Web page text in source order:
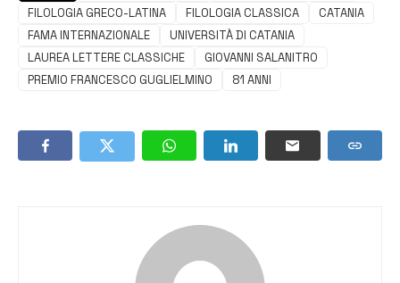
FILOLOGIA GRECO-LATINA
FILOLOGIA CLASSICA
CATANIA
FAMA INTERNAZIONALE
UNIVERSITÀ DI CATANIA
LAUREA LETTERE CLASSICHE
GIOVANNI SALANITRO
PREMIO FRANCESCO GUGLIELMINO
81 ANNI